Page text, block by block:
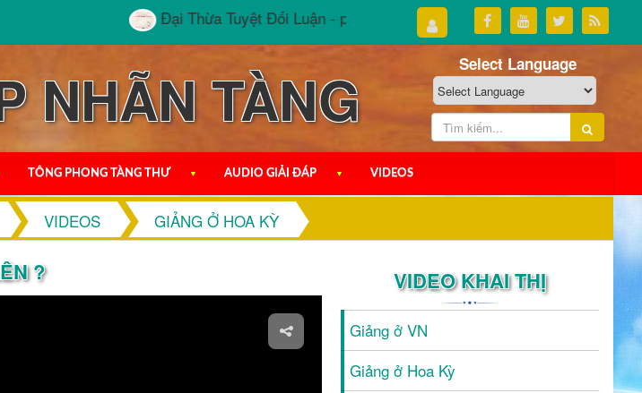
Đại Thừa Tuyệt Đối Luận - phần III Đại Thừa Tuyệt Đối Luận - phần II
NHÃN TÀNG Select Language
TÔNG PHONG TÀNG THƯ ▼ AUDIO GIẢI ĐÁP ▼ VIDEOS
VIDEOS GIẢNG Ở HOA KỲ
? VIDEO KHAI THỊ
Giảng ở VN
Giảng ở Hoa Kỳ